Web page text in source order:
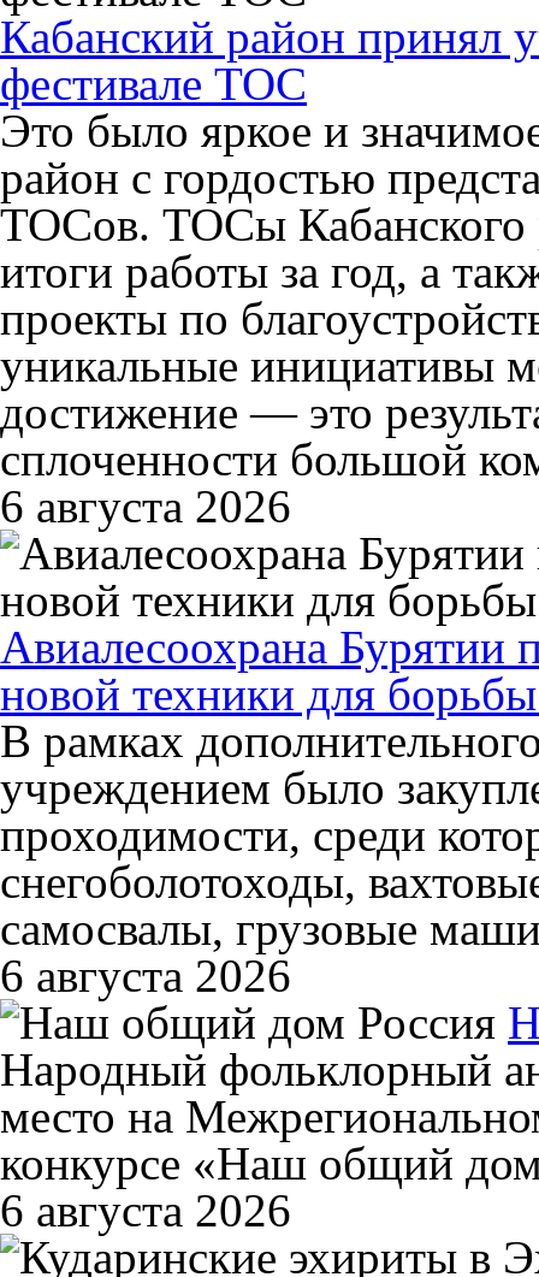
Кабанский район принял
фестивале ТОС
Это было яркое и
район с гордостью
ТОСов. ТОСы Кабанского
итоги работы за год, а
проекты по
уникальные инициативы
достижение — это
сплоченности большой
6 августа 2026
Авиалесоохрана
новой техники для
В рамках
учреждением было
проходимости, среди
снегоболотоходы,
самосвалы, грузовые
6 августа 2026
Народный фольклорный
место на
конкурсе «Наш общий
6 августа 2026